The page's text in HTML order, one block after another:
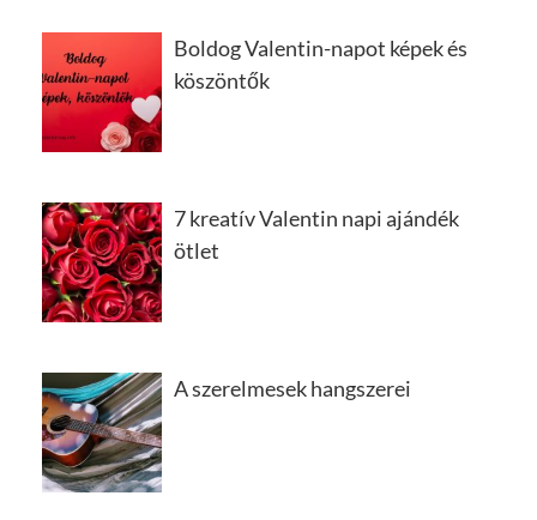
Boldog Valentin-napot képek és
köszöntők
7 kreatív Valentin napi ajándék
ötlet
A szerelmesek hangszerei